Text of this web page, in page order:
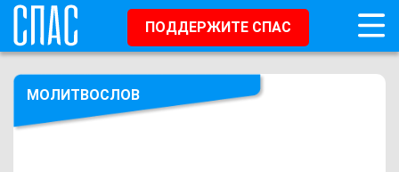
ПОДДЕРЖИТЕ СПАС
МОЛИТВОСЛОВ